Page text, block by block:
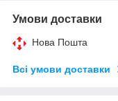
Умови доставки
Нова Пошта
Всі умови доставки